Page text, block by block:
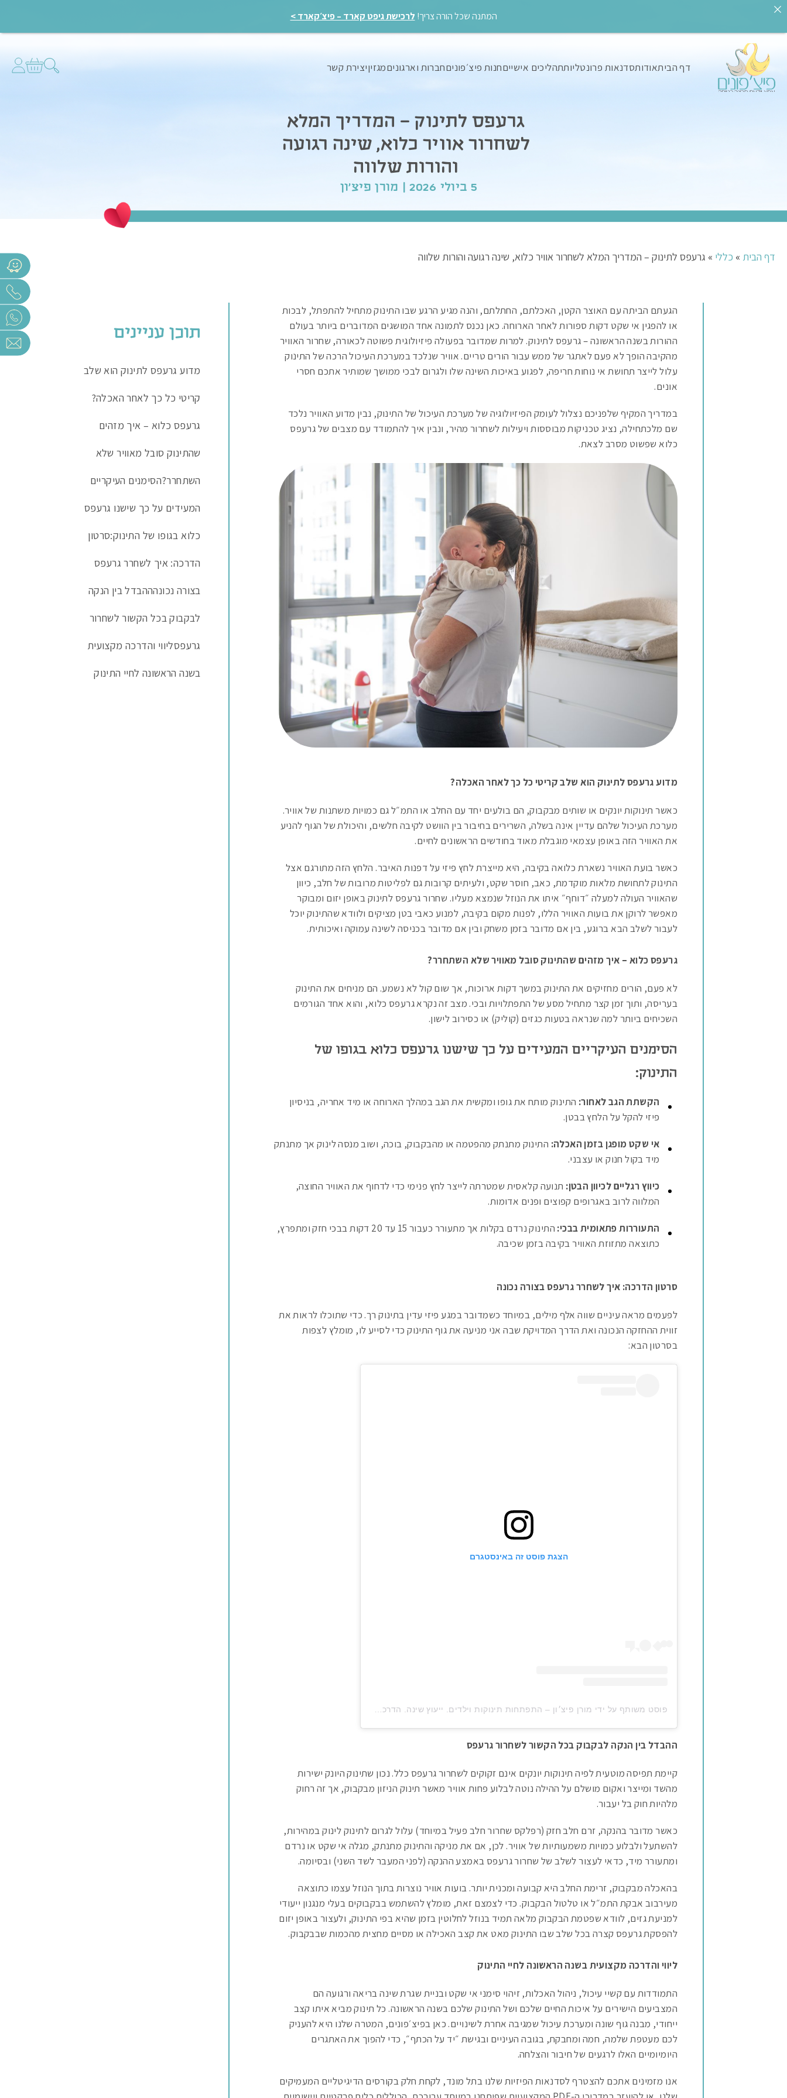
המתנה שכל הורה צריך! לרכישת גיפט קארד – פיצ׳קארד >
דף הביתאודותסדנאות פרונטליותתהליכים אישייםחנות פיצ׳פוניםחברות וארגוניםמגזיןיצירת קשר
גרעפס לתינוק – המדריך המלא
לשחרור אוויר כלוא, שינה רגועה
והורות שלווה
5 ביולי 2026 | מורן פיצ'ון
דף הבית » כללי » גרעפס לתינוק – המדריך המלא לשחרור אוויר כלוא, שינה רגועה והורות שלווה
הגעתם הביתה עם האוצר הקטן, האכלתם, החתלתם, והנה מגיע הרגע שבו התינוק מתחיל להתפתל, לבכות
או להפגין אי שקט דקות ספורות לאחר הארוחה. כאן נכנס לתמונה אחד המושגים המדוברים ביותר בעולם
ההורות בשנה הראשונה – גרעפס לתינוק. למרות שמדובר בפעולה פיזיולוגית פשוטה לכאורה, שחרור האוויר
מהקיבה הופך לא פעם לאתגר של ממש עבור הורים טריים. אוויר שנלכד במערכת העיכול הרכה של התינוק
עלול לייצר תחושת אי נוחות חריפה, לפגוע באיכות השינה שלו ולגרום לבכי ממושך שמותיר אתכם חסרי
אונים.
במדריך המקיף שלפניכם נצלול לעומק הפיזיולוגיה של מערכת העיכול של התינוק, נבין מדוע האוויר נלכד
שם מלכתחילה, נציג טכניקות מבוססות ויעילות לשחרור מהיר, ונבין איך להתמודד עם מצבים של גרעפס
כלוא שפשוט מסרב לצאת.
מדוע גרעפס לתינוק הוא שלב קריטי כל כך לאחר האכלה?
כאשר תינוקות יונקים או שותים מבקבוק, הם בולעים יחד עם החלב או התמ״ל גם כמויות משתנות של אוויר.
מערכת העיכול שלהם עדיין אינה בשלה, השרירים בחיבור בין הוושט לקיבה חלשים, והיכולת של הגוף להניע
את האוויר הזה באופן עצמאי מוגבלת מאוד בחודשים הראשונים לחיים.
כאשר בועת האוויר נשארת כלואה בקיבה, היא מייצרת לחץ פיזי על דפנות האיבר. הלחץ הזה מתורגם אצל
התינוק לתחושת מלאות מוקדמת, כאב, חוסר שקט, ולעיתים קרובות גם לפליטות מרובות של חלב, כיוון
שהאוויר העולה למעלה ״דוחף״ איתו את הנוזל שנמצא מעליו. שחרור גרעפס לתינוק באופן יזום ומבוקר
מאפשר לרוקן את בועות האוויר הללו, לפנות מקום בקיבה, למנוע כאבי בטן מציקים ולוודא שהתינוק יוכל
לעבור לשלב הבא ברוגע, בין אם מדובר בזמן משחק ובין אם מדובר בכניסה לשינה עמוקה ואיכותית.
גרעפס כלוא – איך מזהים שהתינוק סובל מאוויר שלא השתחרר?
לא פעם, הורים מחזיקים את התינוק במשך דקות ארוכות, אך שום קול לא נשמע. הם מניחים את התינוק
בעריסה, ותוך זמן קצר מתחיל מסע של התפתלויות ובכי. מצב זה נקרא גרעפס כלוא, והוא אחד הגורמים
השכיחים ביותר למה שנראה בטעות כגזים (קוליק) או כסירוב לישון.
הסימנים העיקריים המעידים על כך שישנו גרעפס כלוא בגופו של
התינוק:
הקשתת הגב לאחור: התינוק מותח את גופו ומקשית את הגב במהלך הארוחה או מיד אחריה, בניסיון
פיזי להקל על הלחץ בבטן.
אי שקט מופגן בזמן האכלה: התינוק מתנתק מהפטמה או מהבקבוק, בוכה, ושוב מנסה לינוק אך מתנתק
מיד בקול חנוק או עצבני.
כיווץ רגליים לכיוון הבטן: תנועה קלאסית שמטרתה לייצר לחץ פנימי כדי לדחוף את האוויר החוצה,
המלווה לרוב באגרופים קפוצים ופנים אדומות.
התעוררות פתאומית בבכי:
התינוק נרדם בקלות אך מתעורר כעבור 15 עד 20 דקות בבכי חזק ומתפרץ,
כתוצאה מתזוזת האוויר בקיבה בזמן שכיבה.
סרטון הדרכה: איך לשחרר גרעפס בצורה נכונה
לפעמים מראה עיניים שווה אלף מילים, במיוחד כשמדובר במגע פיזי עדין בתינוק רך. כדי שתוכלו לראות את
זווית ההחזקה הנכונה ואת הדרך המדויקת שבה אני מניעה את גוף התינוק כדי לסייע לו, מומלץ לצפות
בסרטון הבא:
הצגת פוסט זה באינסטגרם
פוסט משותף על ידי ‏‎מורן פיצ׳ון – התפתחות תינוקות וילדים. ייעוץ שינה. הדרכת הורים‎‏ (@‏‎pichponim‎‏)
ההבדל בין הנקה לבקבוק בכל הקשור לשחרור גרעפס
קיימת תפיסה מוטעית לפיה תינוקות יונקים אינם זקוקים לשחרור גרעפס כלל. נכון שתינוק היונק ישירות
מהשד ומייצר ואקום מושלם על ההילה נוטה לבלוע פחות אוויר מאשר תינוק הניזון מבקבוק, אך זה רחוק
מלהיות חוק בל יעבור.
כאשר מדובר בהנקה, זרם חלב חזק (רפלקס שחרור חלב פעיל במיוחד) עלול לגרום לתינוק לינוק במהירות,
להשתעל ולבלוע כמויות משמעותיות של אוויר. לכן, אם את מניקה והתינוק מתנתק, מגלה אי שקט או נרדם
ומתעורר מיד, כדאי לעצור לשלב של שחרור גרעפס באמצע ההנקה (לפני המעבר לשד השני) ובסיומה.
בהאכלה מבקבוק, זרימת החלב היא קבועה ומכנית יותר. בועות אוויר נוצרות בתוך הנוזל עצמו כתוצאה
מעירבוב אבקת התמ״ל או טלטול הבקבוק. כדי לצמצם זאת, מומלץ להשתמש בבקבוקים בעלי מנגנון ייעודי
למניעת גזים, לוודא שפטמת הבקבוק מלאה תמיד בנוזל לחלוטין בזמן שהיא בפי התינוק, ולעצור באופן יזום
להפסקת גרעפס קצרה בכל שלב שבו התינוק מאט את קצב האכילה או מסיים מחצית מהכמות שבבקבוק.
ליווי והדרכה מקצועית בשנה הראשונה לחיי התינוק
התמודדות עם קשיי עיכול, ניהול האכלות, זיהוי סימני אי שקט ובניית שגרת שינה בריאה ורגועה הם
המצביעים הישירים על איכות החיים שלכם ושל התינוק שלכם בשנה הראשונה. כל תינוק מביא איתו קצב
ייחודי, מבנה גוף שונה ומערכת עיכול שמגיבה אחרת לשינויים. כאן בפיצ׳פונים, המטרה שלנו היא להעניק
לכם מעטפת שלמה, חמה ומחבקת, בגובה העיניים ובגישת ״יד על הכתף״, כדי להפוך את האתגרים
היומיומיים האלו לרגעים של חיבור והצלחה.
אנו מזמינים אתכם להצטרף לסדנאות הפיזיות שלנו בתל מונד, לקחת חלק בקורסים הדיגיטליים המעמיקים
תוכן עניינים
מדוע גרעפס לתינוק הוא שלב
קריטי כל כך לאחר האכלה?
גרעפס כלוא – איך מזהים
שהתינוק סובל מאוויר שלא
השתחרר?הסימנים העיקריים
המעידים על כך שישנו גרעפס
כלוא בגופו של התינוק:סרטון
הדרכה: איך לשחרר גרעפס
בצורה נכונהההבדל בין הנקה
לבקבוק בכל הקשור לשחרור
גרעפסליווי והדרכה מקצועית
בשנה הראשונה לחיי התינוק